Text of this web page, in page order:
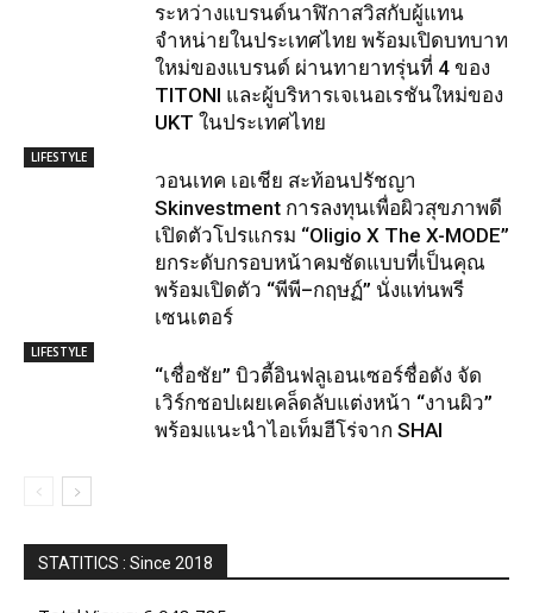
ระหว่างแบรนด์นาฬิกาสวิสกับผู้แทน
จำหน่ายในประเทศไทย พร้อมเปิดบทบาท
ใหม่ของแบรนด์ ผ่านทายาทรุ่นที่ 4 ของ
TITONI และผู้บริหารเจเนอเรชันใหม่ของ
UKT ในประเทศไทย
LIFESTYLE
วอนเทค เอเชีย สะท้อนปรัชญา
Skinvestment การลงทุนเพื่อผิวสุขภาพดี
เปิดตัวโปรแกรม “Oligio X The X-MODE”
ยกระดับกรอบหน้าคมชัดแบบที่เป็นคุณ
พร้อมเปิดตัว “พีพี–กฤษฏ์” นั่งแท่นพรี
เซนเตอร์
LIFESTYLE
“เชื่อชัย” บิวตี้อินฟลูเอนเซอร์ชื่อดัง จัด
เวิร์กชอปเผยเคล็ดลับแต่งหน้า “งานผิว”
พร้อมแนะนำไอเท็มฮีโร่จาก SHAI
STATITICS : Since 2018